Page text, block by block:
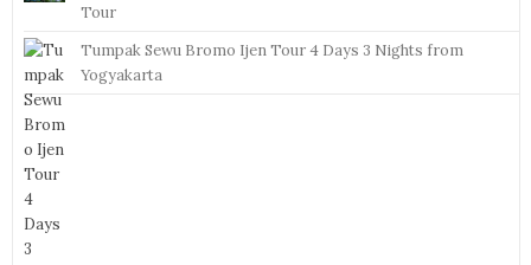
Tour
Tumpak Sewu Bromo Ijen Tour 4 Days 3 Nights from
Yogyakarta